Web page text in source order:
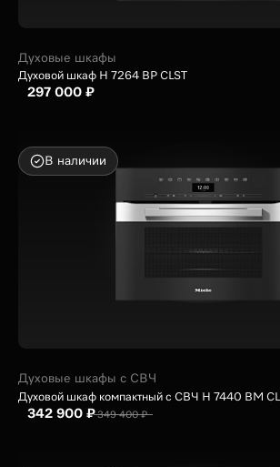
Духовые шкафы
Духовой шкаф H 7264 BP CLST
297 000 ₽
В наличии
Духовые шкафы с СВЧ
Духовой шкаф компактный с СВЧ H 7440 BM
342 900 ₽349 400 ₽